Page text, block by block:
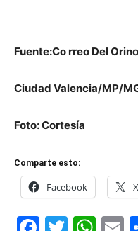
Fuente:Co rreo Del
Ciudad Valencia/MP/
Foto: Cortesía
Comparte esto:
Facebook X